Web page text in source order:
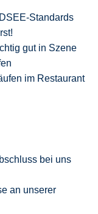
Standards
!
gut in Szene
im Restaurant
bei uns
an unserer